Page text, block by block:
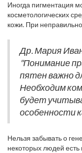
тех участках, которые
воздействию. Именно
солнцезащитные
Иногда пигментация
косметологических
кожи. При
читать состав и
их использованием в
Др. Мария
"Понимание
пятен важно
Необходим
будет
особенности
Нельзя забывать о
некоторых людей есть